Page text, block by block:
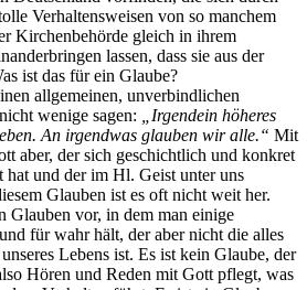
Verhaltensweisen von so manchem
Kirchenbehörde gleich in ihrem
lassen, dass sie aus der
ist das für ein Glaube?
allgemeinen, unverbindlichen
wenige sagen:
„Irgendein höheres
An irgendwas glauben wir alle.“ Mit
aber, der sich geschichtlich und konkret
hat und der im Hl. Geist unter uns
Glauben ist es oft nicht weit her.
Glauben vor, in dem man einige
für wahr hält, der aber nicht die alles
Lebens ist. Es ist kein Glaube, der
Hören und Reden mit Gott pflegt, was